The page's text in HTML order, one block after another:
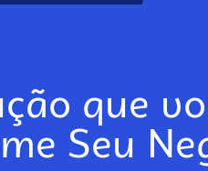
que
Seu